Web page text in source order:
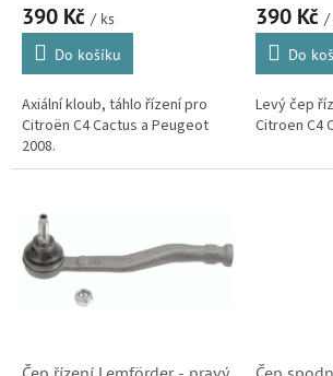
390 Kč / ks
Do košíku
Axiální kloub, táhlo řízení pro
Citroën C4 Cactus a Peugeot
2008.
390 Kč /
Do
Levý čep
Citroen C4